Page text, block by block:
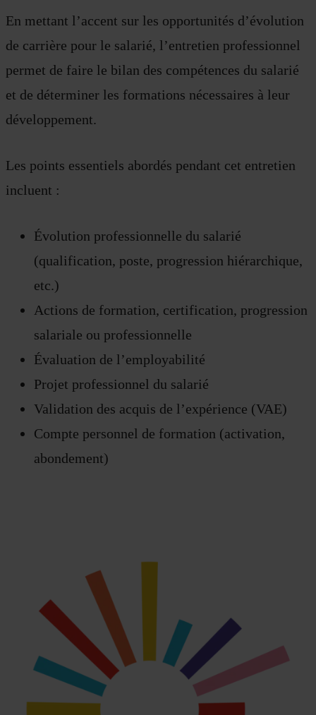
En mettant l’accent sur les opportunités d’évolution
de carrière pour le salarié, l’entretien professionnel
permet de faire le bilan des compétences du salarié
et de déterminer les formations nécessaires à leur
développement.
Les points essentiels abordés pendant cet entretien
incluent :
Évolution professionnelle du salarié
(qualification, poste, progression hiérarchique,
etc.)
Actions de formation, certification, progression
salariale ou professionnelle
Évaluation de l’employabilité
Projet professionnel du salarié
Validation des acquis de l’expérience (VAE)
Compte personnel de formation (activation,
abondement)